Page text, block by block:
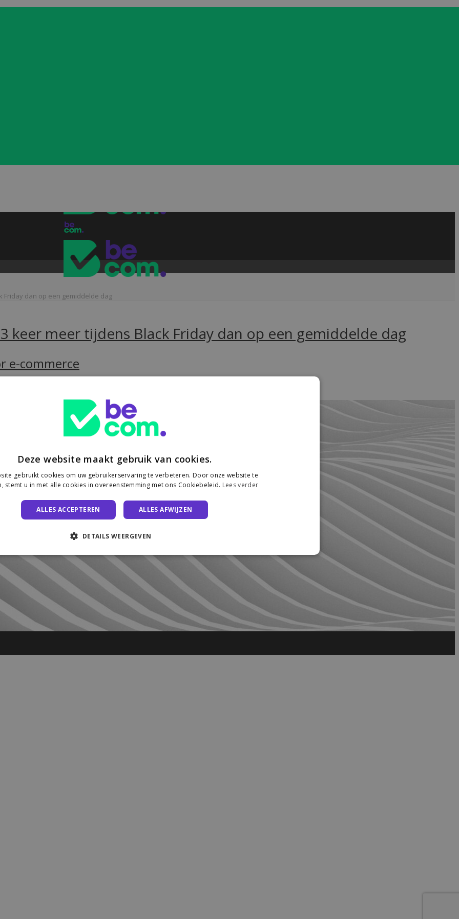
Friday dan op een gemiddelde dag
keer meer tijdens Black Friday dan op een gemiddelde dag
e-commerce
Europese heffing van €3 op pakjes onder €150 uit niet-EU-landen....
Deze website maakt gebruik van cookies.
gebruikt cookies om uw gebruikerservaring te verbeteren. Door onze website te
stemt u in met alle cookies in overeenstemming met ons Cookiebeleid. Lees verder
ALLES ACCEPTEREN ALLES AFWIJZEN
DETAILS WEERGEVEN